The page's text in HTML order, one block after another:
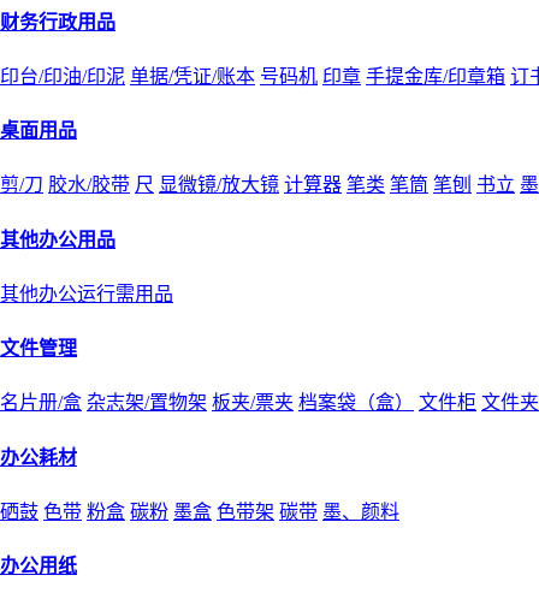
财务行政用品
印台/印油/印泥 单据/凭证/账本 号码机 印章 手提金库/印章箱 订
桌面用品
剪/刀 胶水/胶带 尺 显微镜/放大镜 计算器 笔类 笔筒 笔刨 书立
其他办公用品
其他办公运行需用品
文件管理
名片册/盒 杂志架/置物架 板夹/票夹 档案袋（盒） 文件柜 文件
办公耗材
硒鼓 色带 粉盒 碳粉 墨盒 色带架 碳带 墨、颜料
办公用纸